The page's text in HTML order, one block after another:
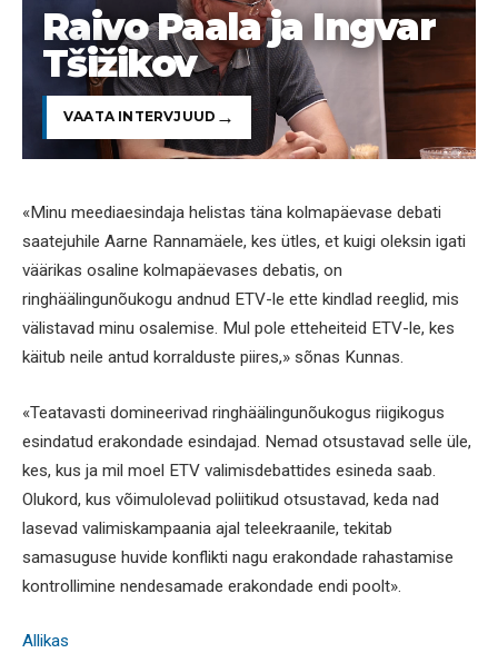
Raivo Paala ja Ingvar
Tšižikov
VAATA INTERVJUUD
«Minu meediaesindaja helistas täna kolmapäevase debati
saatejuhile Aarne Rannamäele, kes ütles, et kuigi oleksin igati
väärikas osaline kolmapäevases debatis, on
ringhäälingunõukogu andnud ETV-le ette kindlad reeglid, mis
välistavad minu osalemise. Mul pole etteheiteid ETV-le, kes
käitub neile antud korralduste piires,» sõnas Kunnas.
«Teatavasti domineerivad ringhäälingunõukogus riigikogus
esindatud erakondade esindajad. Nemad otsustavad selle üle,
kes, kus ja mil moel ETV valimisdebattides esineda saab.
Olukord, kus võimulolevad poliitikud otsustavad, keda nad
lasevad valimiskampaania ajal teleekraanile, tekitab
samasuguse huvide konflikti nagu erakondade rahastamise
kontrollimine nendesamade erakondade endi poolt».
Allikas